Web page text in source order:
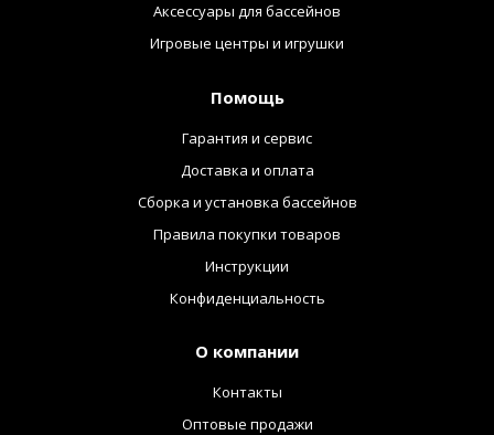
Аксессуары для бассейнов
Игровые центры и игрушки
Помощь
Гарантия и сервис
Доставка и оплата
Сборка и установка бассейнов
Правила покупки товаров
Инструкции
Конфиденциальность
О компании
Контакты
Оптовые продажи